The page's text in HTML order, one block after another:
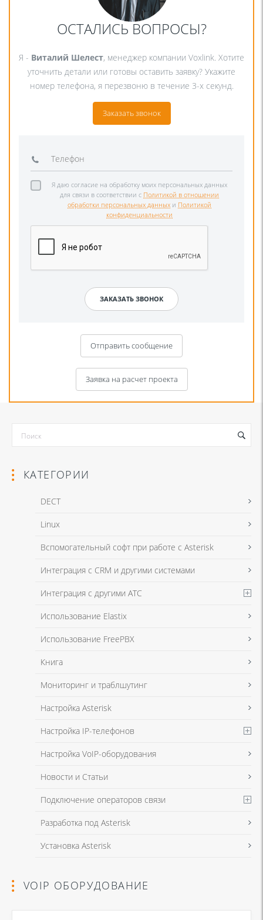
ОСТАЛИСЬ ВОПРОСЫ?
Я - Виталий Шелест, менеджер компании Voxlink. Хотите
уточнить детали или готовы оставить заявку? Укажите
номер телефона, я перезвоню в течение 3-х секунд.
Заказать звонок
Я даю согласие на обработку моих персональных данных
для связи в соответствии с Политикой в отношении
обработки персональных данных и Политикой
конфиденциальности
Отправить сообщение
Я даю согласие на обработку моих персональных данных для связи
в соответствии с Политикой в отношении обработки персональных
Заявка на расчет проекта
Я даю согласие на обработку моих персональных данных для связи
в соответствии с Политикой в отношении обработки персональных
КАТЕГОРИИ
DECT
Linux
Вспомогательный софт при работе с Asterisk
Интеграция с CRM и другими системами
Интеграция с другими АТС
Использование Elastix
Использование FreePBX
Книга
Мониторинг и траблшутинг
Настройка Asterisk
Настройка IP-телефонов
Настройка VoIP-оборудования
Новости и Статьи
Подключение операторов связи
Разработка под Asterisk
Установка Asterisk
VOIP ОБОРУДОВАНИЕ